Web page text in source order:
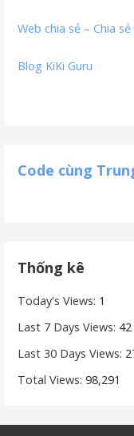
Web chia sẻ – Chia
Blog KiKi Guru
Code cùng
Thống kê
Today's Views: 1
Last 7 Days Views: 42
Last 30 Days Views:
Total Views:98,291